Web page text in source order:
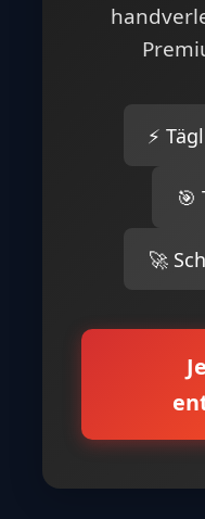
⚡
🎯
🚀